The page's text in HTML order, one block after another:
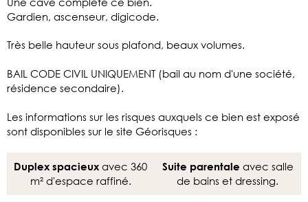
Gardien, ascenseur, digicode.
Très belle hauteur sous plafond, beaux volumes.
BAIL CODE CIVIL UNIQUEMENT (bail au nom d'une société,
résidence secondaire).
Les informations sur les risques auxquels ce bien est exposé
sont disponibles sur le site Géorisques :
Duplex spacieux avec 360
m² d'espace raffiné.
Suite parentale avec salle
de bains et dressing.